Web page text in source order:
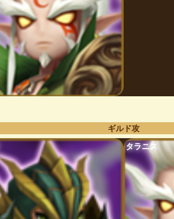
ギルド攻
タラニス